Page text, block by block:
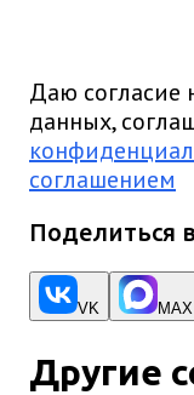
Даю согласие
данных,
соглашением
Поделиться в
VK MAX
Другие